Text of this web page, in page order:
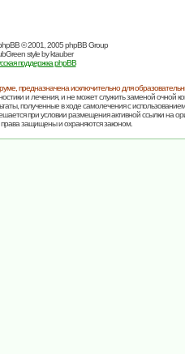
© 2001, 2005 phpBB Group
style byktauber
поддержка phpBB
предназначена исключительно для
и лечения, и не может служить заменой очной
полученные в ходе самолечения с
при условии размещения активной ссылки на
защищены и охраняются законом.